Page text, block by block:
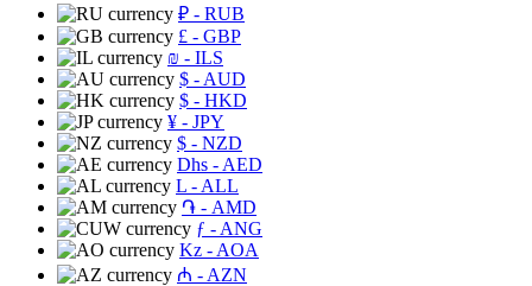
₽ - RUB
£ - GBP
₪ - ILS
$ - AUD
$ - HKD
¥ - JPY
$ - NZD
Dhs - AED
L - ALL
֏ - AMD
ƒ - ANG
Kz - AOA
₼ - AZN